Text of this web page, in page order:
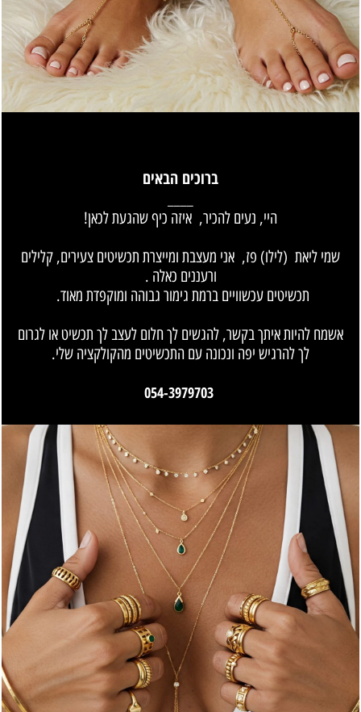
ברוכים הבאים
היי, נעים להכיר, איזה כיף שהגעת לכאן!
שמי ליאת (לילו) פז, אני מעצבת ומייצרת תכשיטים צעירים, קלילים
ורעננים כאלה .
תכשיטים עכשוויים ברמת גימור גבוהה ומוקפדת מאוד.
אשמח להיות איתך בקשר, להגשים לך חלום לעצב לך תכשיט או לגרום
לך להרגיש יפה ונכונה עם התכשיטים מהקולקציה שלי.